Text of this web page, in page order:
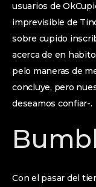
usuarios de
imprevisible de
sobre cupido
acerca de en
pelo maneras de
concluye, pero
deseamos confiar-.
Con el pasar del